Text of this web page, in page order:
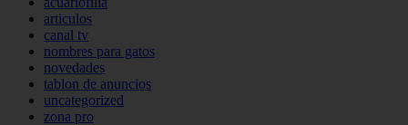
articulos
canal tv
nombres para gatos
novedades
tablon de anuncios
uncategorized
zona pro